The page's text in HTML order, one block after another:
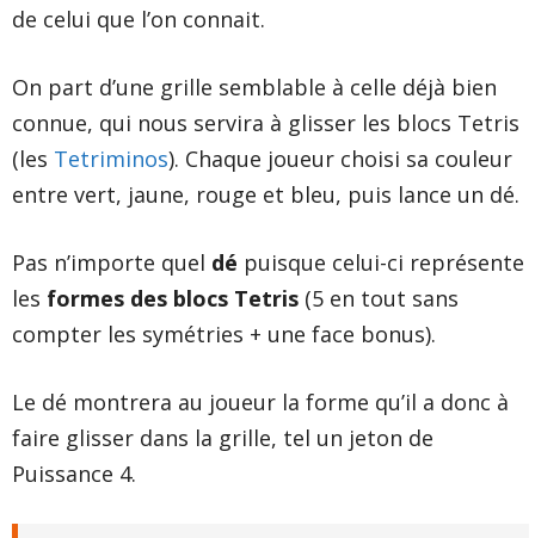
de celui que l’on connait.
On part d’une grille semblable à celle déjà bien
connue, qui nous servira à glisser les blocs Tetris
(les Tetriminos). Chaque joueur choisi sa couleur
entre vert, jaune, rouge et bleu, puis lance un dé.
Pas n’importe quel dé puisque celui-ci représente
les formes des blocs Tetris (5 en tout sans
compter les symétries + une face bonus).
Le dé montrera au joueur la forme qu’il a donc à
faire glisser dans la grille, tel un jeton de
Puissance 4.